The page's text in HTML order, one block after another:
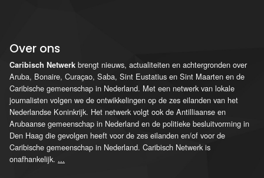
Over ons
Caribisch Netwerk brengt nieuws, actualiteiten en achtergronden over
Aruba, Bonaire, Curaçao, Saba, Sint Eustatius en Sint Maarten en de
Caribische gemeenschap in Nederland. Met een netwerk van lokale
journalisten volgen we de ontwikkelingen op de zes eilanden van het
Nederlandse Koninkrijk. Het netwerk volgt ook de Antilliaanse en
Arubaanse gemeenschap in Nederland en de politieke besluitvorming in
Den Haag die gevolgen heeft voor de zes eilanden en/of voor de
Caribische gemeenschap in Nederland. Caribisch Netwerk is
onafhankelijk. ...